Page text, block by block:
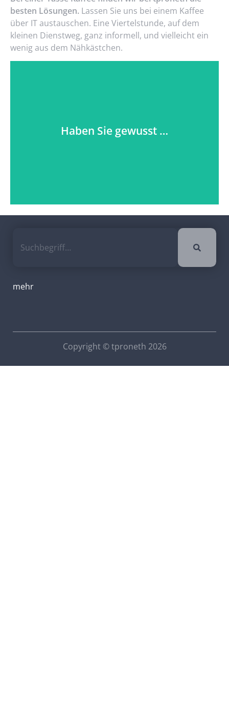
besten Lösungen. Lassen Sie uns bei einem Kaffee
über ITaustauschen. Eine Viertelstunde, auf dem
kleinen Dienstweg, ganz informell, und vielleicht ein
wenigaus dem Nähkästchen.
Haben Sie gewusst …
mehr
Copyright © tproneth 2026